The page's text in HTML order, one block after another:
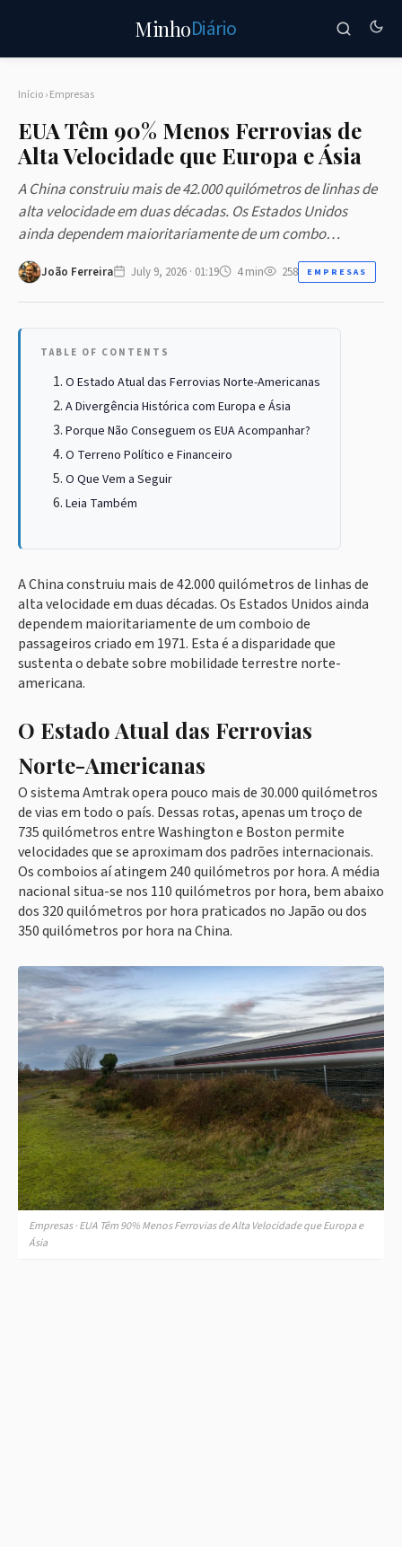
MinhoDiário
Início›Empresas
EUA Têm 90% Menos Ferrovias de
Alta Velocidade que Europa e Ásia
A China construiu mais de 42.000 quilómetros de linhas de
alta velocidade em duas décadas. Os Estados Unidos
ainda dependem maioritariamente de um combo…
João Ferreira July 9, 2026 · 01:19 4 min 258 EMPRESAS
TABLE OF CONTENTS
O Estado Atual das Ferrovias Norte-Americanas
A Divergência Histórica com Europa e Ásia
Porque Não Conseguem os EUA Acompanhar?
O Terreno Político e Financeiro
O Que Vem a Seguir
Leia Também
A China construiu mais de 42.000 quilómetros de linhas de
alta velocidade em duas décadas. Os Estados Unidos ainda
dependem maioritariamente de um comboio de
passageiros criado em 1971. Esta é a disparidade que
sustenta o debate sobre mobilidade terrestre norte-
americana.
O Estado Atual das Ferrovias
Norte-Americanas
O sistema Amtrak opera pouco mais de 30.000 quilómetros
de vias em todo o país. Dessas rotas, apenas um troço de
735 quilómetros entre Washington e Boston permite
velocidades que se aproximam dos padrões internacionais.
Os comboios aí atingem 240 quilómetros por hora. A média
nacional situa-se nos 110 quilómetros por hora, bem abaixo
dos 320 quilómetros por hora praticados no Japão ou dos
350 quilómetros por hora na China.
Empresas · EUA Têm 90% Menos Ferrovias de Alta Velocidade que Europa e
Ásia